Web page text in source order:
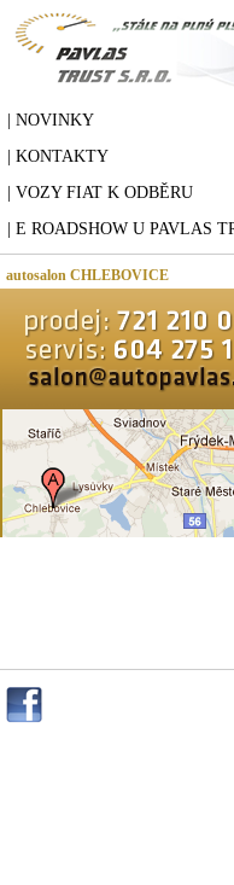
| NOVINKY
| KONTAKTY
| VOZY FIAT K ODBĚRU
| E ROADSHOW U PAVLAS
autosalon CHLEBOVICE